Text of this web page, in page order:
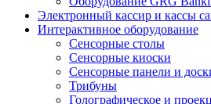
Электронный кассир и кассы
Интерактивное оборудование
Сенсорные столы
Сенсорные киоски
Сенсорные панели и
Трибуны
Голографическое и